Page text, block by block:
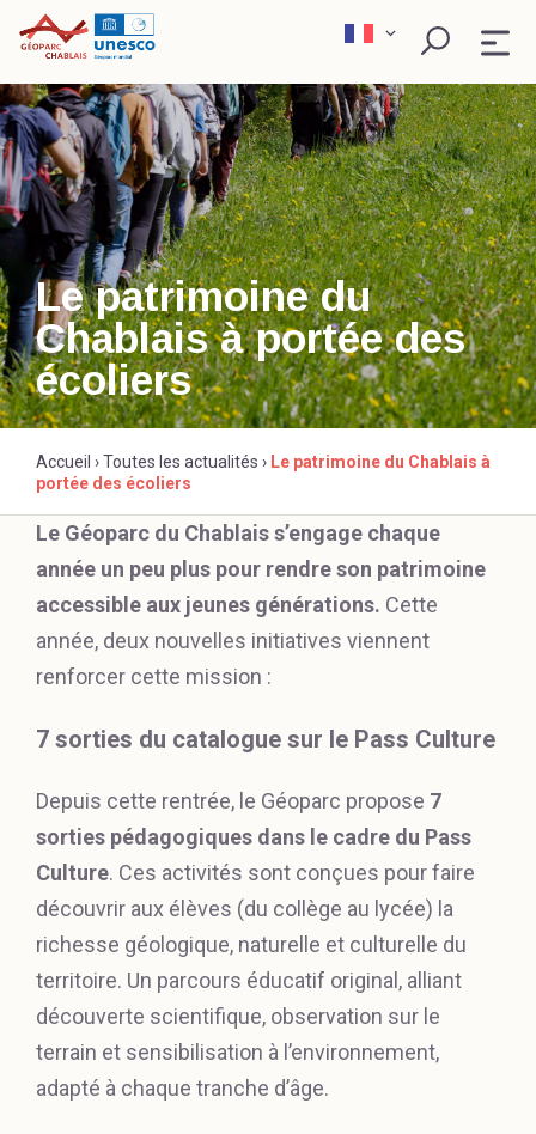
QU’EST-CE QU’UN GÉOPARC ?
EXPLORER
PÉDAGOGIE
SCIENCE ET RECHERCHE
ACTEURS ENGAGÉS
Rechercher
Le patrimoine du
Chablais à portée des
écoliers
Accueil ›Toutes les actualités › Le patrimoine du Chablais à
portée des écoliers
Le Géoparc du Chablais s’engage chaque
année un peu plus pour rendre son patrimoine
accessible aux jeunes générations. Cette
année, deux nouvelles initiatives viennent
renforcer cette mission :
7 sorties du catalogue sur le Pass Culture
Depuis cette rentrée, le Géoparc propose 7
sorties pédagogiques dans le cadre du Pass
Culture. Ces activités sont conçues pour faire
découvrir aux élèves (du collège au lycée) la
richesse géologique, naturelle et culturelle du
territoire. Un parcours éducatif original, alliant
découverte scientifique, observation sur le
terrain et sensibilisation à l’environnement,
adapté à chaque tranche d’âge.